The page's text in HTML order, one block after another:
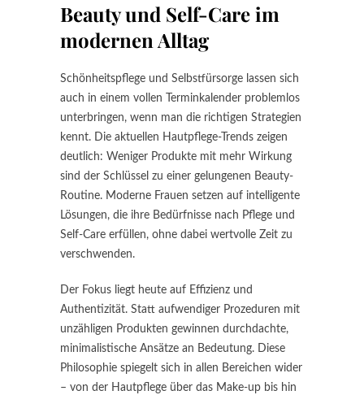
Beauty und Self-Care im
modernen Alltag
Schönheitspflege und Selbstfürsorge lassen sich
auch in einem vollen Terminkalender problemlos
unterbringen, wenn man die richtigen Strategien
kennt. Die aktuellen Hautpflege-Trends zeigen
deutlich: Weniger Produkte mit mehr Wirkung
sind der Schlüssel zu einer gelungenen Beauty-
Routine. Moderne Frauen setzen auf intelligente
Lösungen, die ihre Bedürfnisse nach Pflege und
Self-Care erfüllen, ohne dabei wertvolle Zeit zu
verschwenden.
Der Fokus liegt heute auf Effizienz und
Authentizität. Statt aufwendiger Prozeduren mit
unzähligen Produkten gewinnen durchdachte,
minimalistische Ansätze an Bedeutung. Diese
Philosophie spiegelt sich in allen Bereichen wider
– von der Hautpflege über das Make-up bis hin